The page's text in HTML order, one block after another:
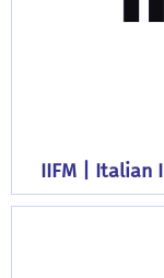
IIFM | Italian